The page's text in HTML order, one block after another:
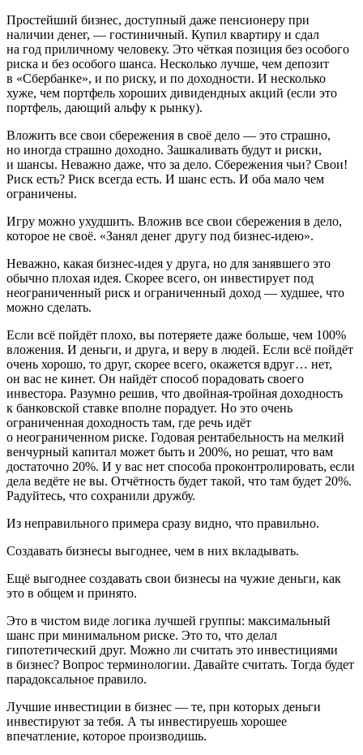
Простейший бизнес, доступный даже пенсионеру при
наличии денег, — гостиничный. Купил квартиру и сдал
на год приличному человеку. Это чёткая позиция без особого
риска и без особого шанса. Несколько лучше, чем депозит
в «Сбербанке», и по риску, и по доходности. И несколько
хуже, чем портфель хороших дивидендных акций (если это
портфель, дающий альфу к рынку).
Вложить все свои сбережения в своё дело — это страшно,
но иногда страшно доходно. Зашкаливать будут и риски,
и шансы. Неважно даже, что за дело. Сбережения чьи? Свои!
Риск есть? Риск всегда есть. И шанс есть. И оба мало чем
ограничены.
Игру можно ухудшить. Вложив все свои сбережения в дело,
которое не своё. «Занял денег другу под бизнес-идею».
Неважно, какая бизнес-идея у друга, но для занявшего это
обычно плохая идея. Скорее всего, он инвестирует под
неограниченный риск и ограниченный доход — худшее, что
можно сделать.
Если всё пойдёт плохо, вы потеряете даже больше, чем 100%
вложения. И деньги, и друга, и веру в людей. Если всё пойдёт
очень хорошо, то друг, скорее всего, окажется вдруг… нет,
он вас не кинет. Он найдёт способ порадовать своего
инвестора. Разумно решив, что двойная-тройная доходность
к банковской ставке вполне порадует. Но это очень
ограниченная доходность там, где речь идёт
о неограниченном риске. Годовая рентабельность на мелкий
венчурный капитал может быть и 200%, но решат, что вам
достаточно 20%. И у вас нет способа проконтролировать, если
дела ведёте не вы. Отчётность будет такой, что там будет 20%.
Радуйтесь, что сохранили дружбу.
Из неправильного примера сразу видно, что правильно.
Создавать бизнесы выгоднее, чем в них вкладывать.
Ещё выгоднее создавать свои бизнесы на чужие деньги, как
это в общем и принято.
Это в чистом виде логика лучшей группы: максимальный
шанс при минимальном риске. Это то, что делал
гипотетический друг. Можно ли считать это инвестициями
в бизнес? Вопрос терминологии. Давайте считать. Тогда будет
парадоксальное правило.
Лучшие инвестиции в бизнес — те, при которых деньги
инвестируют за тебя. А ты инвестируешь хорошее
впечатление, которое производишь.